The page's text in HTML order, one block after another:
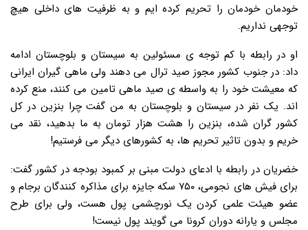
خودمان خودمان را تحریم کرده ایم و به ظرفیت های داخلی هیچ
توجهی نداریم.
او در رابطه با کم توجه ی مسئولین به سیستان و بلوچستان ادامه
داد: در جنوب کشور مجوز صید ترال می دهند ولی ماهی گیران ایرانی
که معیشت خود را به واسطه ی صید ماهی تامین می کنند، منع کرده
اند. یک نفر در سیستان و بلوچستان به من گفت چرا بنزین در کل
کشور گران شده، بنزین را هشت هزار تومان به ما بدهید، نقد می
خریم و بدون تاثیر تحریم ها، به کشورهای دیگر می فرستیم!
خضریان در رابطه با ادعای دولت مبنی بر کمبود بودجه در کشور گفت:
برای فیش های نجومی، ۷۵۰ سکه جایزه برای مذاکره کنندگان برجام و
عضو هیئت علمی کردن یک نورچشمی پول هست، ولی برای طرح
مجلس و یارانه دوران کرونا می گویند پول نیست!